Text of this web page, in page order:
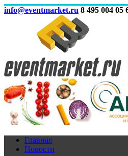
info@eventmarket.ru 8 495 004 05
Главная
Новости